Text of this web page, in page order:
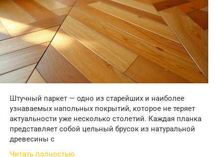
Штучный паркет — одно из старейших и наиболее
узнаваемых напольных покрытий, которое не теряет
актуальности уже несколько столетий. Каждая планка
представляет собой цельный брусок из натуральной
древесины с
Читать полностью